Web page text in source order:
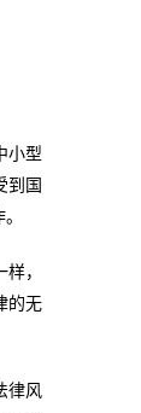
小型
到国
，
的无
律风